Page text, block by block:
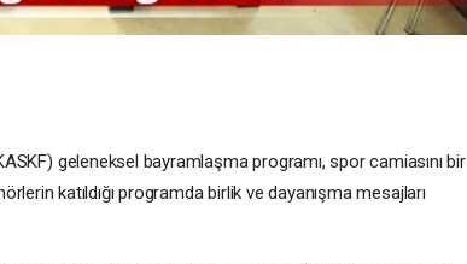
geleneksel bayramlaşma programı, spor camiasını bir
katıldığı programda birlik ve dayanışma mesajları